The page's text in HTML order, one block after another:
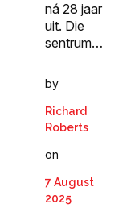
ná 28 jaar
uit. Die
sentrum…
by
Richard
Roberts
on
7 August
2025